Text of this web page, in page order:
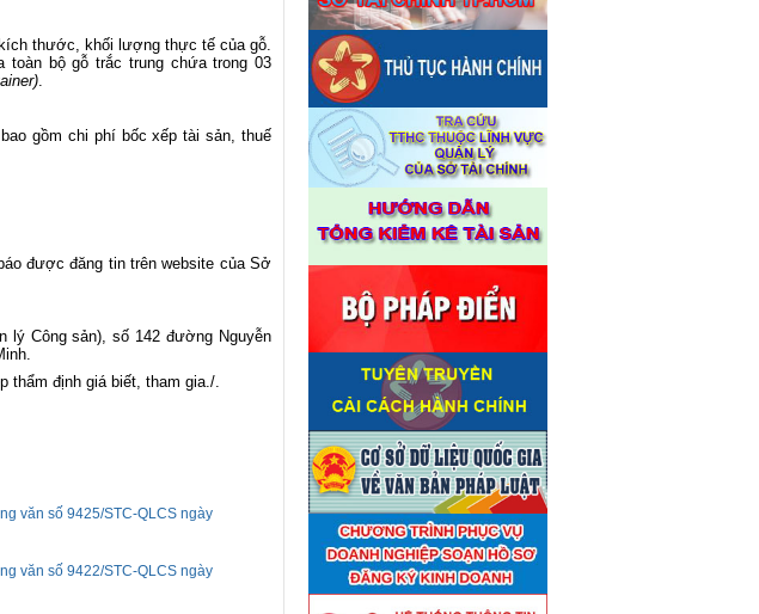
thước, khối lượng thực tế củagỗ.
toàn bộgỗ trắc trungchứa trong 03
.
gồm chi phí bốc xếp tài sản, thuế
được đăng tin trên website của Sở
lý Công sản), số 142 đường Nguyễn
thẩm định giábiết, tham gia./.
văn số 9425/STC-QLCS ngày
văn số 9422/STC-QLCS ngày